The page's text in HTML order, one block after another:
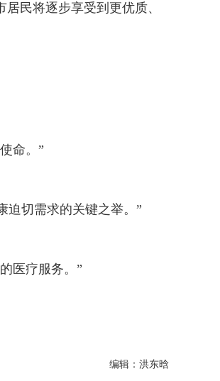
民将逐步享受到更优质、
命。”
切需求的关键之举。”
医疗服务。”
编辑：洪东晗